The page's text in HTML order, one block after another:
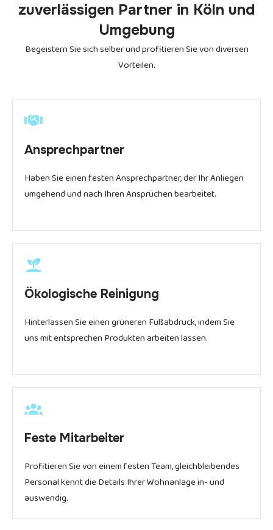
zuverlässigen Partner in Köln und
Umgebung
Begeistern Sie sich selber und profitieren Sie von diversen
Vorteilen.
Ansprechpartner
Haben Sie einen festen Ansprechpartner, der Ihr Anliegen
umgehend und nach Ihren Ansprüchen bearbeitet.
Ökologische Reinigung
Hinterlassen Sie einen grüneren Fußabdruck, indem Sie
uns mit entsprechen Produkten arbeiten lassen.
Feste Mitarbeiter
Profitieren Sie von einem festen Team, gleichbleibendes
Personal kennt die Details Ihrer Wohnanlage in- und
auswendig.